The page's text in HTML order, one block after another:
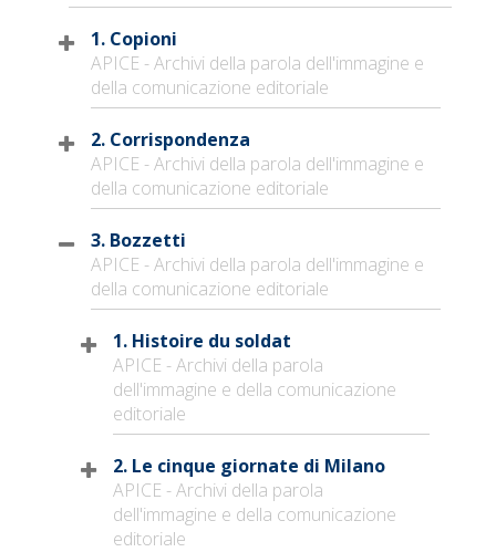
1. Copioni
APICE - Archivi della parola dell'immagine e
della comunicazione editoriale
2. Corrispondenza
APICE - Archivi della parola dell'immagine e
della comunicazione editoriale
3. Bozzetti
APICE - Archivi della parola dell'immagine e
della comunicazione editoriale
1. Histoire du soldat
APICE - Archivi della parola
dell'immagine e della comunicazione
editoriale
2. Le cinque giornate di Milano
APICE - Archivi della parola
dell'immagine e della comunicazione
editoriale